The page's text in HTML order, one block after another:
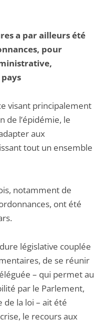
a par ailleurs été
pour
visant principalement
de l’épidémie, le
aux
tout un ensemble
notamment de
ont été
législative couplée
de se réunir
– qui permet au
par le Parlement,
de la loi – ait été
le recours aux